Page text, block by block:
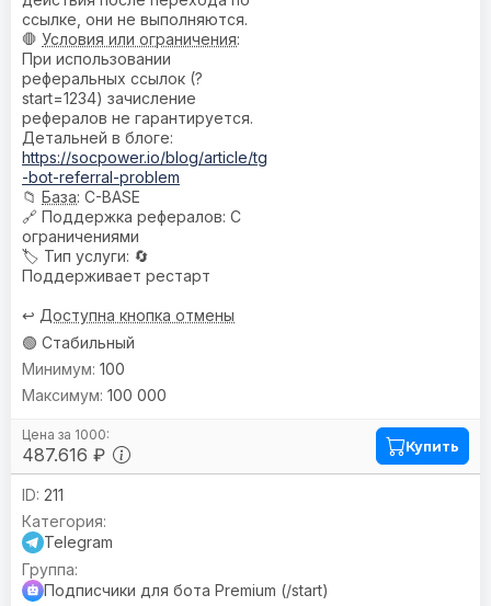
ссылке, они не выполняются.
🛑 Условия или ограничения:
При использовании
реферальных ссылок (?
start=1234) зачисление
рефералов не гарантируется.
Детальней в блоге:
https://socpower.io/blog/article/tg
-bot-referral-problem
📁 База: C-BASE
🔗 Поддержка рефералов: С
ограничениями
🏷️ Тип услуги: 🔄
Поддерживает рестарт
↩️ Доступна кнопка отмены
🟢 Стабильный
487.616 ₽
100
100 000
Купить
211
Telegram
Подписчики для бота Premium (/start)